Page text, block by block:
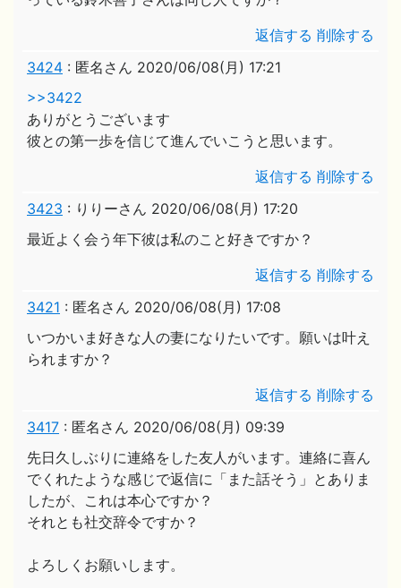
返信する 削除する
3424 : 匿名さん 2020/06/08(月) 17:21
>>3422
ありがとうございます
彼との第一歩を信じて進んでいこうと思います。
返信する 削除する
3423 : りりーさん 2020/06/08(月) 17:20
最近よく会う年下彼は私のこと好きですか？
返信する 削除する
3421 : 匿名さん 2020/06/08(月) 17:08
いつかいま好きな人の妻になりたいです。願いは叶え
られますか？
返信する 削除する
3417 : 匿名さん 2020/06/08(月) 09:39
先日久しぶりに連絡をした友人がいます。連絡に喜ん
でくれたような感じで返信に「また話そう」とありま
したが、これは本心ですか？
それとも社交辞令ですか？
よろしくお願いします。